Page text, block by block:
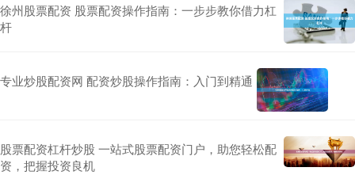
徐州股票配资 股票配资操作指南：一步步教你借力杠
杆
专业炒股配资网 配资炒股操作指南：入门到精通
股票配资杠杆炒股 一站式股票配资门户，助您轻松配
资，把握投资良机